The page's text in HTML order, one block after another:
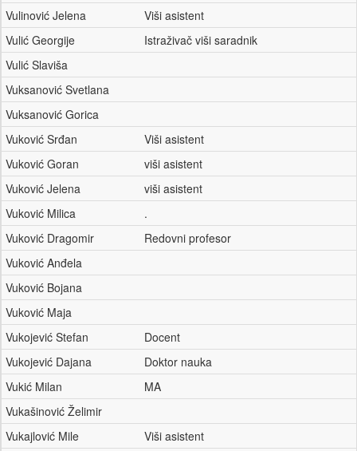
Vulinović Jelena
Viši asistent
Vulić Georgije
Istraživač viši saradnik
Vulić Slaviša
Vuksanović Svetlana
Vuksanović Gorica
Vuković Srđan
Viši asistent
Vuković Goran
viši asistent
Vuković Jelena
viši asistent
Vuković Milica
.
Vuković Dragomir
Redovni profesor
Vuković Anđela
Vuković Bojana
Vuković Maja
Vukojević Stefan
Docent
Vukojević Dajana
Doktor nauka
Vukić Milan
MA
Vukašinović Želimir
Vukajlović Mile
Viši asistent